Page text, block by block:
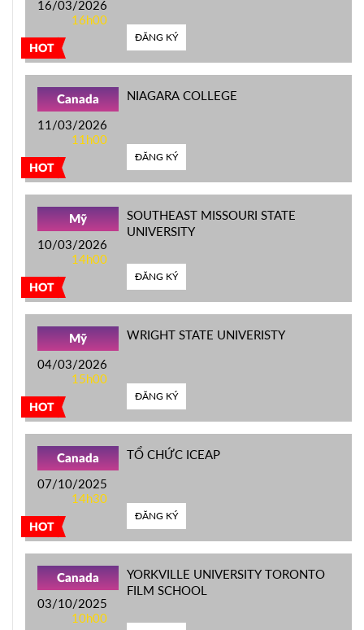
HOT
16/03/2026
16h00
ĐĂNG KÝ
HOT
Canada
11/03/2026
11h00
NIAGARA COLLEGE
ĐĂNG KÝ
HOT
Mỹ
10/03/2026
14h00
SOUTHEAST MISSOURI STATE
UNIVERSITY
ĐĂNG KÝ
HOT
Mỹ
04/03/2026
15h00
WRIGHT STATE UNIVERISTY
ĐĂNG KÝ
HOT
Canada
07/10/2025
14h30
TỔ CHỨC ICEAP
ĐĂNG KÝ
Canada
03/10/2025
10h00
YORKVILLE UNIVERSITY TORONTO
FILM SCHOOL